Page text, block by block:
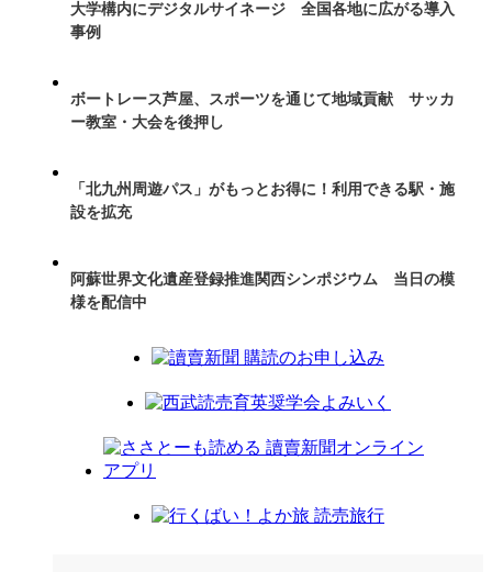
大学構内にデジタルサイネージ 全国各地に広がる導入
事例
ボートレース芦屋、スポーツを通じて地域貢献 サッカ
ー教室・大会を後押し
「北九州周遊パス」がもっとお得に！利用できる駅・施
設を拡充
阿蘇世界文化遺産登録推進関西シンポジウム 当日の模
様を配信中